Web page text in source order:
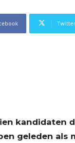
kandidaten
geleden als